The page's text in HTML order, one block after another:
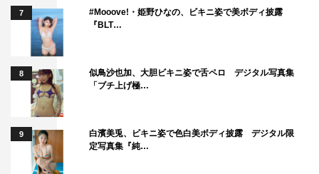
7
#Mooove!・姫野ひなの、ビキニ姿で美ボディ披露
『BLT…
8
似鳥沙也加、大胆ビキニ姿で舌ペロ デジタル写真集
「ブチ上げ極…
9
白濱美兎、ビキニ姿で色白美ボディ披露 デジタル限
定写真集『純…